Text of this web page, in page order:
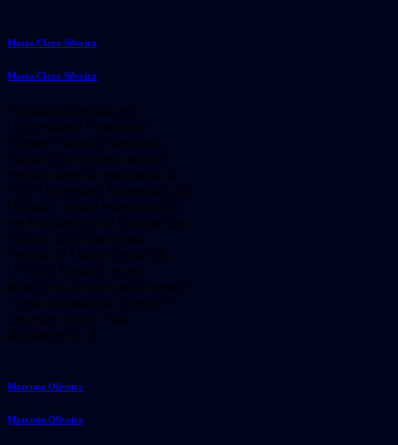
Maria Clara Silveira
Maria Clara Silveira
Psiquiatra formada pela
Universidade Estadual de
Montes Claros (Unimontes),
Maria Clara Silveira também
realizou parte da graduação na
Vrije Universiteit Amsterdam, na
Holanda. Possui especialização
em Psiquiatria pelo Hospital das
Clínicas da Universidade
Federal de Minas Gerais (HC-
UFMG). Destaca-se pela
atuação na área de saúde mental
e pela comunicação acessível
nas redes sociais. Sua
abordagem […]
Marcone Oliveira
Marcone Oliveira